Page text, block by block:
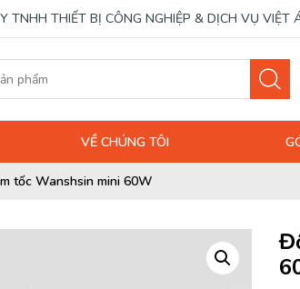
TNHH THIẾT BỊ CÔNG NGHIỆP & DỊCH VỤ VIỆT
VỀ CHÚNG TÔI
tốc Wanshsin mini 60W